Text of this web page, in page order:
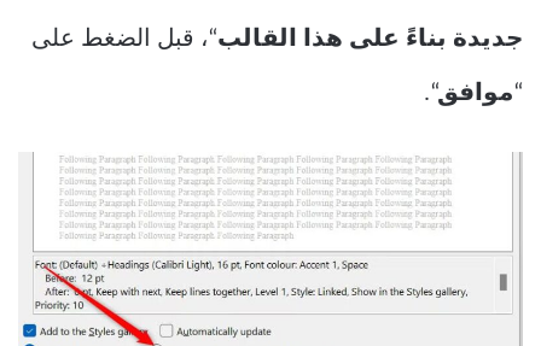
جديدة بناءً على هذا القالب“، قبل الضغط على
“موافق“.